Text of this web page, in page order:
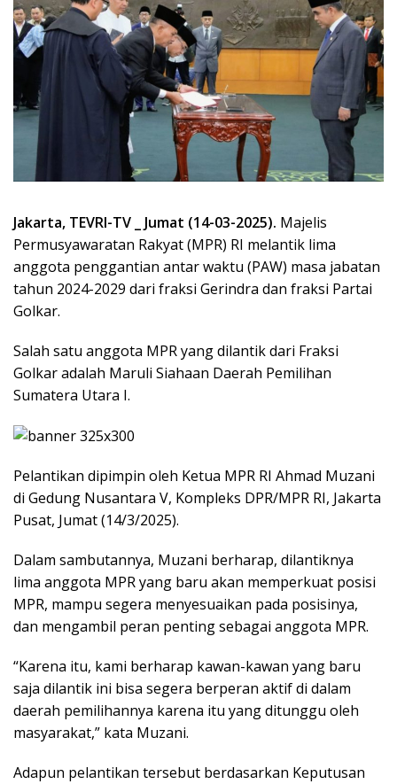
Jakarta, TEVRI-TV _ Jumat (14-03-2025). Majelis
Permusyawaratan Rakyat (MPR) RI melantik lima
anggota penggantian antar waktu (PAW) masa jabatan
tahun 2024-2029 dari fraksi Gerindra dan fraksi Partai
Golkar.
Salah satu anggota MPR yang dilantik dari Fraksi
Golkar adalah Maruli Siahaan Daerah Pemilihan
Sumatera Utara I.
Pelantikan dipimpin oleh Ketua MPR RI Ahmad Muzani
di Gedung Nusantara V, Kompleks DPR/MPR RI, Jakarta
Pusat, Jumat (14/3/2025).
Dalam sambutannya, Muzani berharap, dilantiknya
lima anggota MPR yang baru akan memperkuat posisi
MPR, mampu segera menyesuaikan pada posisinya,
dan mengambil peran penting sebagai anggota MPR.
“Karena itu, kami berharap kawan-kawan yang baru
saja dilantik ini bisa segera berperan aktif di dalam
daerah pemilihannya karena itu yang ditunggu oleh
masyarakat,” kata Muzani.
Adapun pelantikan tersebut berdasarkan Keputusan